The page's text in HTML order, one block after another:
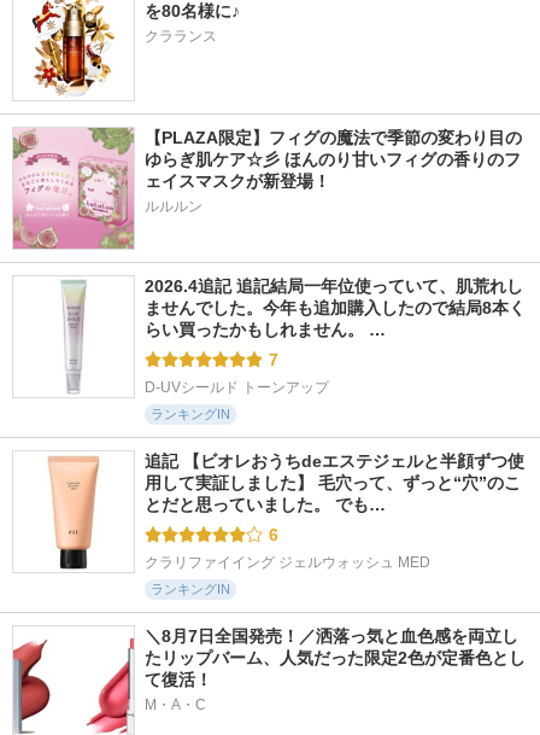
を80名様に♪
クラランス
【PLAZA限定】フィグの魔法で季節の変わり目の
ゆらぎ肌ケア☆彡 ほんのり甘いフィグの香りのフ
ェイスマスクが新登場！
ルルルン
2026.4追記 追記結局一年位使っていて、肌荒れし
ませんでした。今年も追加購入したので結局8本く
らい買ったかもしれません。 …
7
D-UVシールド トーンアップ
ランキングIN
追記 【ビオレおうちdeエステジェルと半顔ずつ使
用して実証しました】 毛穴って、ずっと“穴”のこ
とだと思っていました。 でも…
6
クラリファイイング ジェルウォッシュ MED
ランキングIN
＼8月7日全国発売！／洒落っ気と血色感を両立し
たリップバーム、人気だった限定2色が定番色とし
て復活！
M・A・C